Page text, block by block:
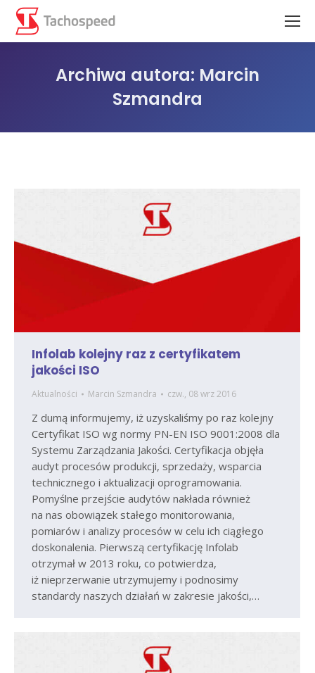
Archiwa autora: Marcin
Szmandra
Infolab kolejny raz z certyfikatem
jakości ISO
Aktualności Marcin Szmandra czw., 08 wrz 2016
Z dumą informujemy, iż uzyskaliśmy po raz kolejny
Certyfikat ISO wg normy PN-EN ISO 9001:2008 dla
Systemu Zarządzania Jakości. Certyfikacja objęła
audyt procesów produkcji, sprzedaży, wsparcia
technicznego i aktualizacji oprogramowania.
Pomyślne przejście audytów nakłada również
na nas obowiązek stałego monitorowania,
pomiarów i analizy procesów w celu ich ciągłego
doskonalenia. Pierwszą certyfikację Infolab
otrzymał w 2013 roku, co potwierdza,
iż nieprzerwanie utrzymujemy i podnosimy
standardy naszych działań w zakresie jakości,…